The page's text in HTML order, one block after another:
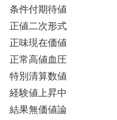
条件付期待値
正値二次形式
正味現在価値
正常高値血圧
特別清算数値
経験値上昇中
結果無価値論